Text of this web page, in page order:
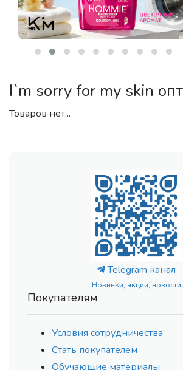
I`m sorry for my skin
Товаров нет...
Telegram канал
Новинки, акции, новости
Покупателям
Условия сотрудничества
Стать покупателем
Обучающие материалы